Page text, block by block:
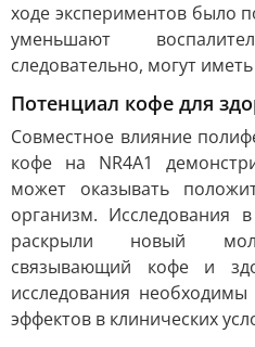
ходе экспериментов было
уменьшают
следовательно, могут
Потенциал кофе для
Совместное влияние
кофе на NR4A1
может оказывать
организм. Исследования
раскрыли новый
связывающий кофе и
исследования
эффектов в клинических